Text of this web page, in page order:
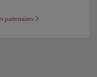
partenaires